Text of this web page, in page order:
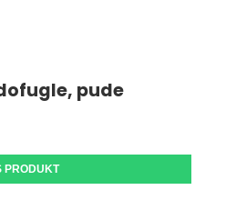
pude
PRODUKT